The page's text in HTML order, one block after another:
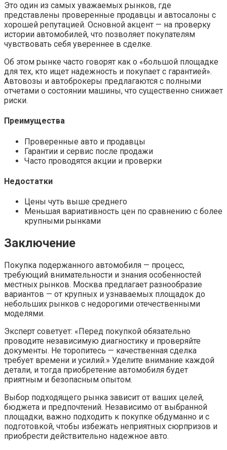
Это один из самых уважаемых рынков, где
представлены проверенные продавцы и автосалоны с
хорошей репутацией. Основной акцент — на проверку
истории автомобилей, что позволяет покупателям
чувствовать себя увереннее в сделке.
Об этом рынке часто говорят как о «большой площадке
для тех, кто ищет надежность и покупает с гарантией».
Автовозы и автоброкеры предлагаются с полными
отчетами о состоянии машины, что существенно снижает
риски.
Преимущества
Проверенные авто и продавцы
Гарантии и сервис после продажи
Часто проводятся акции и проверки
Недостатки
Цены чуть выше среднего
Меньшая вариативность цен по сравнению с более
крупными рынками
Заключение
Покупка подержанного автомобиля — процесс,
требующий внимательности и знания особенностей
местных рынков. Москва предлагает разнообразие
вариантов — от крупных и узнаваемых площадок до
небольших рынков с недорогими отечественными
моделями.
Эксперт советует: «Перед покупкой обязательно
проводите независимую диагностику и проверяйте
документы. Не торопитесь — качественная сделка
требует времени и усилий.» Уделите внимание каждой
детали, и тогда приобретение автомобиля будет
приятным и безопасным опытом.
Выбор подходящего рынка зависит от ваших целей,
бюджета и предпочтений. Независимо от выбранной
площадки, важно подходить к покупке обдуманно и с
подготовкой, чтобы избежать неприятных сюрпризов и
приобрести действительно надежное авто.